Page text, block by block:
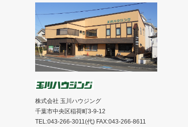
株式会社 玉川ハウジング
千葉市中央区稲荷町3-9-12
TEL:043-266-3011(代) FAX:043-266-8611